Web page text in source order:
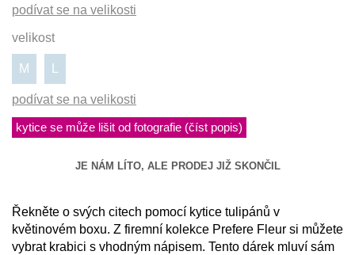
podívat se na velikosti
velikost
M
podívat se na velikosti
kytice se může lišit od fotografie (číst popis)
JE NÁM LÍTO, ALE PRODEJ JIŽ SKONČIL
Řekněte o svých citech pomocí kytice tulipánů v
květinovém boxu. Z firemní kolekce Prefere Fleur si můžete
vybrat krabici s vhodným nápisem. Tento dárek mluví sám